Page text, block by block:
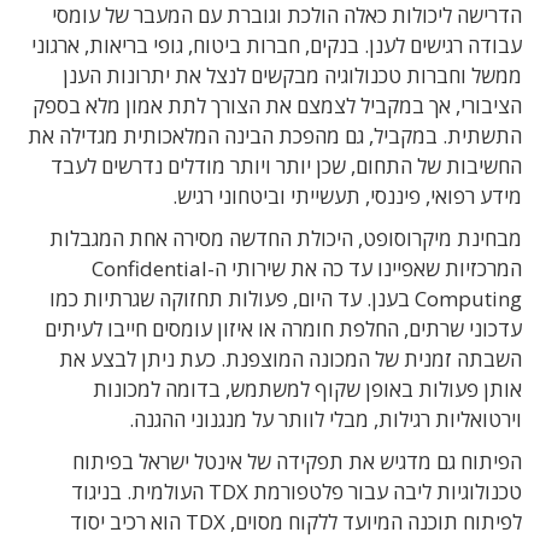
הדרישה ליכולות כאלה הולכת וגוברת עם המעבר של עומסי
עבודה רגישים לענן. בנקים, חברות ביטוח, גופי בריאות, ארגוני
ממשל וחברות טכנולוגיה מבקשים לנצל את יתרונות הענן
הציבורי, אך במקביל לצמצם את הצורך לתת אמון מלא בספק
התשתית. במקביל, גם מהפכת הבינה המלאכותית מגדילה את
החשיבות של התחום, שכן יותר ויותר מודלים נדרשים לעבד
מידע רפואי, פיננסי, תעשייתי וביטחוני רגיש.
מבחינת מיקרוסופט, היכולת החדשה מסירה אחת המגבלות
המרכזיות שאפיינו עד כה את שירותי ה-Confidential
Computing בענן. עד היום, פעולות תחזוקה שגרתיות כמו
עדכוני שרתים, החלפת חומרה או איזון עומסים חייבו לעיתים
השבתה זמנית של המכונה המוצפנת. כעת ניתן לבצע את
אותן פעולות באופן שקוף למשתמש, בדומה למכונות
וירטואליות רגילות, מבלי לוותר על מנגנוני ההגנה.
הפיתוח גם מדגיש את תפקידה של אינטל ישראל בפיתוח
טכנולוגיות ליבה עבור פלטפורמת TDX העולמית. בניגוד
לפיתוח תוכנה המיועד ללקוח מסוים, TDX הוא רכיב יסוד